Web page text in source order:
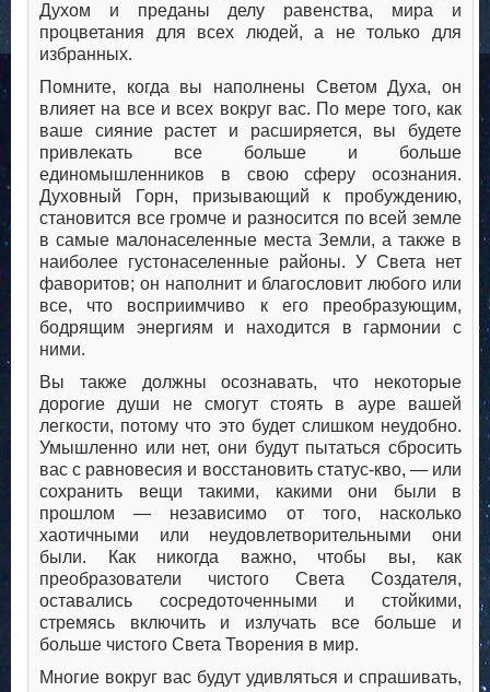
Духом и преданы делу равенства, мира и
процветания для всех людей, а не только для
избранных.
Помните, когда вы наполнены Светом Духа, он
влияет на все и всех вокруг вас. По мере того, как
ваше сияние растет и расширяется, вы будете
привлекать все больше и больше
единомышленников в свою сферу осознания.
Духовный Горн, призывающий к пробуждению,
становится все громче и разносится по всей земле
в самые малонаселенные места Земли, а также в
наиболее густонаселенные районы. У Света нет
фаворитов; он наполнит и благословит любого или
все, что восприимчиво к его преобразующим,
бодрящим энергиям и находится в гармонии с
ними.
Вы также должны осознавать, что некоторые
дорогие души не смогут стоять в ауре вашей
легкости, потому что это будет слишком неудобно.
Умышленно или нет, они будут пытаться сбросить
вас с равновесия и восстановить статус-кво, — или
сохранить вещи такими, какими они были в
прошлом — независимо от того, насколько
хаотичными или неудовлетворительными они
были. Как никогда важно, чтобы вы, как
преобразователи чистого Света Создателя,
оставались сосредоточенными и стойкими,
стремясь включить и излучать все больше и
больше чистого Света Творения в мир.
Многие вокруг вас будут удивляться и спрашивать,